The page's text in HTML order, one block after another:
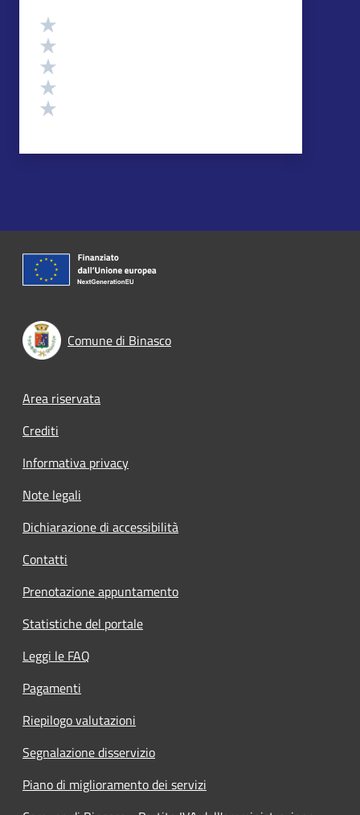
Valutazione
Comune di Binasco
Footer menu
Area riservata
Crediti
Informativa privacy
Note legali
Dichiarazione di accessibilità
Contatti
Prenotazione appuntamento
Statistiche del portale
Leggi le FAQ
Pagamenti
Riepilogo valutazioni
Segnalazione disservizio
Piano di miglioramento dei servizi